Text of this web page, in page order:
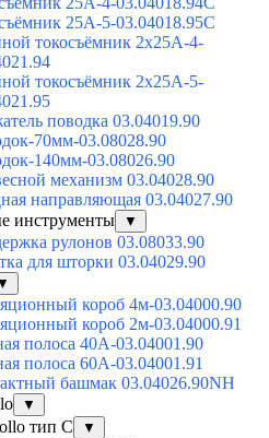
25А-5-03.04018.95C
токосъёмник 2х25А-4-
токосъёмник 2х25А-5-
поводка 03.04019.90
70мм-03.08028.90
140мм-03.08026.90
механизм 03.04028.90
направляющая 03.04027.90
инструменты
▼
рулонов 03.08033.90
для шторки 03.04029.90
короб 4м-03.04000.90
короб 2м-03.04000.91
полоса 40А-03.04001.90
полоса 60А-03.04001.91
башмак 03.04026.90NH
▼
тип С ▼